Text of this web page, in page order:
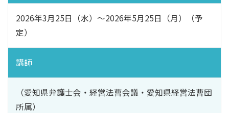
2026年3月25日（水）～2026年5月25日（月）（予
定）
講師
（愛知県弁護士会・経営法曹会議・愛知県経営法曹団
所属）